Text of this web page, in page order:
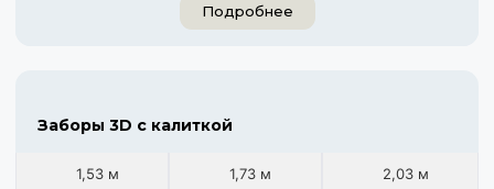
Подробнее
Заборы 3D с калиткой
1,53 м 1,73 м
2,03 м